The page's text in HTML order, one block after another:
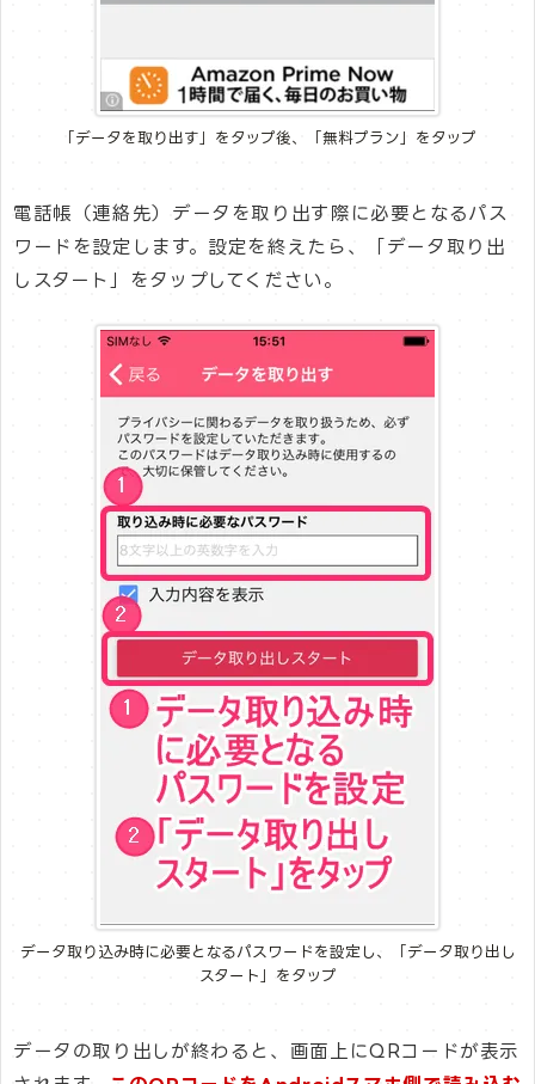
「データを取り出す」をタップ後、「無料プラン」をタップ
電話帳（連絡先）データを取り出す際に必要となるパス
ワードを設定します。設定を終えたら、「データ取り出
しスタート」をタップしてください。
データ取り込み時に必要となるパスワードを設定し、「データ取り出し
スタート」をタップ
データの取り出しが終わると、画面上にQRコードが表示